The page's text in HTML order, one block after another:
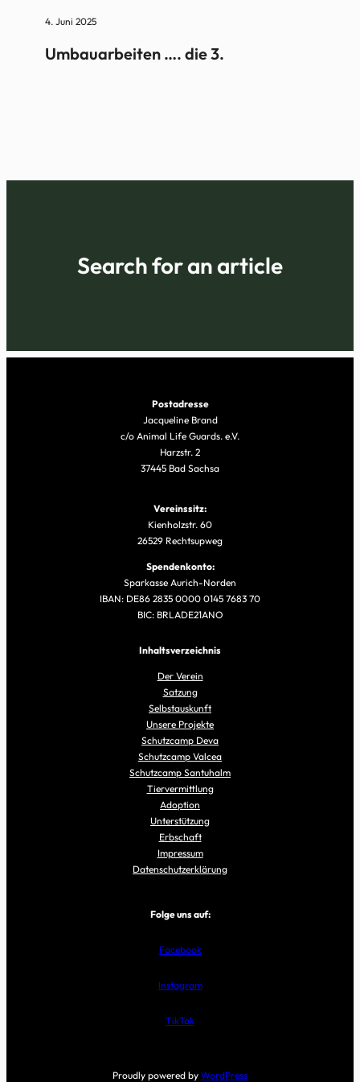
4. Juni 2025
Umbauarbeiten …. die 3.
Search for an article
Postadresse
Jacqueline Brand
c/o Animal Life Guards. e.V.
Harzstr. 2
37445 Bad Sachsa
Vereinssitz:
Kienholzstr. 60
26529 Rechtsupweg
Spendenkonto:
Sparkasse Aurich-Norden
IBAN: DE86 2835 0000 0145 7683 70
BIC: BRLADE21ANO
Inhaltsverzeichnis
Der Verein
Satzung
Selbstauskunft
Unsere Projekte
Schutzcamp Deva
Schutzcamp Valcea
Schutzcamp Santuhalm
Tiervermittlung
Adoption
Unterstützung
Erbschaft
Impressum
Datenschutzerklärung
Folge uns auf:
Facebook
Instagram
TikTok
Proudly powered by WordPress